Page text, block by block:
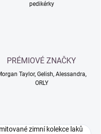
pedikérky
PRÉMIOVÉ ZNAČKY
Taylor, Gelish, Alessandra,
ORLY
zimní kolekce laků